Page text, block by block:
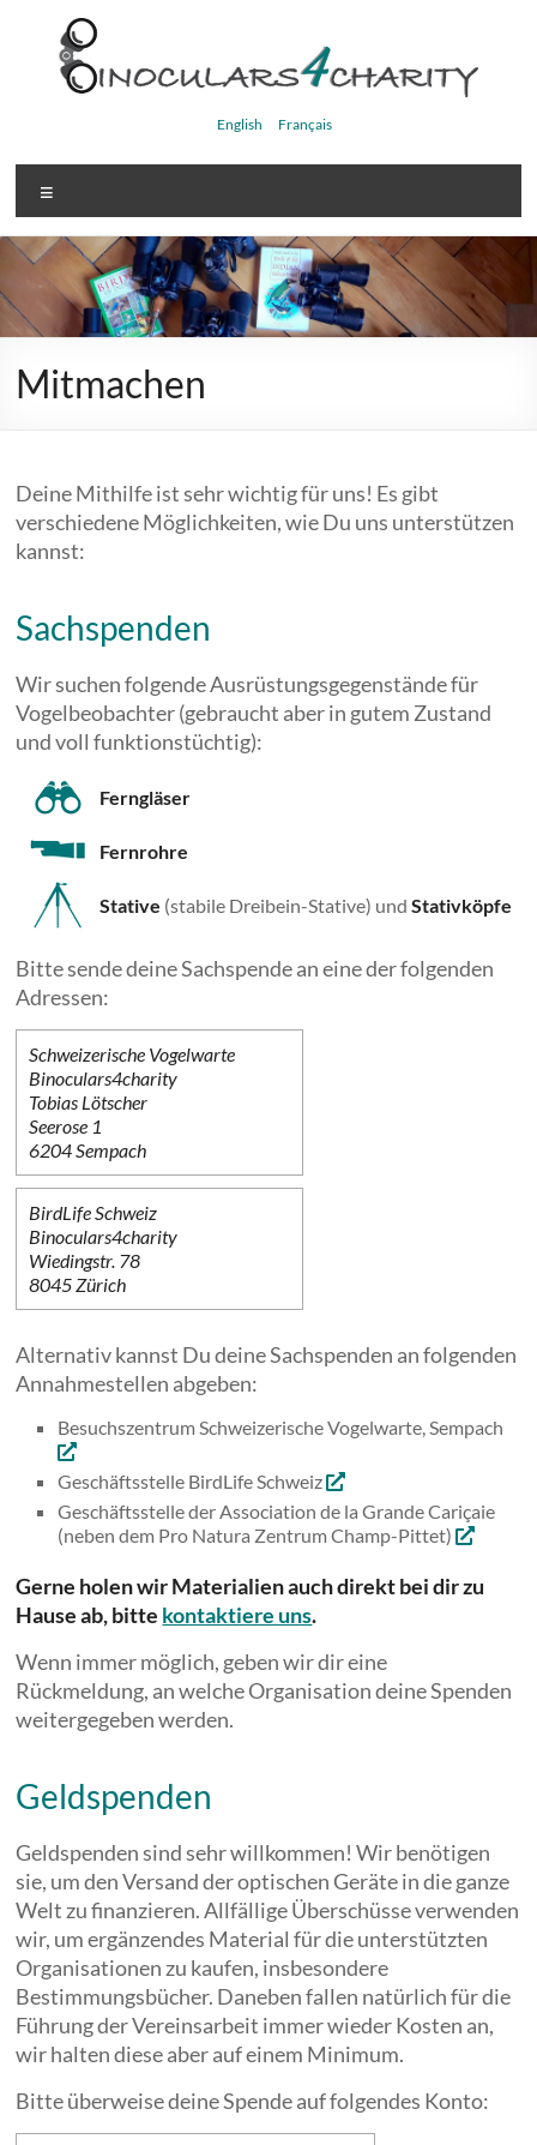
content
Binoculars4charity
English Français
Mitmachen
Deine Mithilfe ist sehr wichtig für uns! Es gibt
verschiedene Möglichkeiten, wie Du uns unterstützen
kannst:
Sachspenden
Wir suchen folgende Ausrüstungsgegenstände für
Vogelbeobachter (gebraucht aber in gutem Zustand
und voll funktionstüchtig):
Ferngläser
Fernrohre
Stative (stabile Dreibein-Stative) undStativköpfe
Bitte sende deine Sachspende an eine der folgenden
Adressen:
Schweizerische Vogelwarte
Binoculars4charity
Tobias Lötscher
Seerose 1
6204 Sempach
BirdLife Schweiz
Binoculars4charity
Wiedingstr. 78
8045 Zürich
Alternativ kannst Du deine Sachspenden an folgenden
Annahmestellen abgeben:
Besuchszentrum Schweizerische Vogelwarte, Sempach
Geschäftsstelle BirdLife Schweiz
Geschäftsstelle der Association de la Grande Cariçaie
(neben dem Pro Natura Zentrum Champ-Pittet)
Gerne holen wir Materialien auch direkt bei dir zu
Hause ab, bitte kontaktiere uns.
Wenn immer möglich, geben wir dir eine
Rückmeldung, an welche Organisation deine Spenden
weitergegeben werden.
Geldspenden
Geldspenden sind sehr willkommen! Wir benötigen
sie, um den Versand der optischen Geräte in die ganze
Welt zu finanzieren. Allfällige Überschüsse verwenden
wir, um ergänzendes Material für die unterstützten
Organisationen zu kaufen, insbesondere
Bestimmungsbücher. Daneben fallen natürlich für die
Führung der Vereinsarbeit immer wieder Kosten an,
wir halten diese aber auf einem Minimum.
Bitte überweise deine Spende auf folgendes Konto: